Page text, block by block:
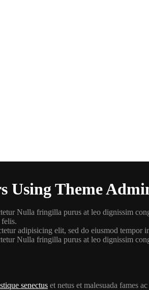
Using Theme
Nulla fringilla purus at leo dignissim
adipisicing elit, sed do eiusmod
Nulla fringilla purus at leo dignissim
senectus et netus et malesuada fames